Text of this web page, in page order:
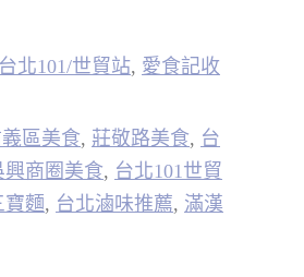
台北101/世貿站, 愛食記收
區美食, 莊敬路美食, 台
興商圈美食, 台北101世貿
寶麵, 台北滷味推薦, 滿漢